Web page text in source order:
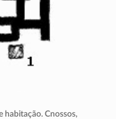
habitação. Cnossos,